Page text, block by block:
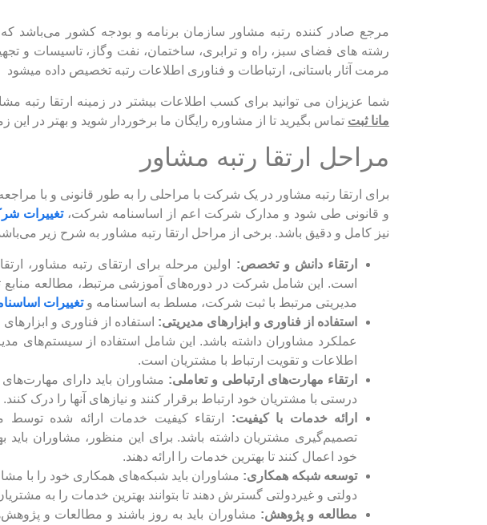
مرجع صادر کننده رتبه مشاور‌ سازمان برنامه و بودجه کشور می‌باشد که
رشته های فضای سبز، راه و ترابری، ساختمان، نفت و‌گاز، تاسیسات و
مرمت آثار باستانی، ارتباطات و فناوری اطلاعات رتبه تخصیص داده میشود
شما عزیزان می توانید برای کسب اطلاعات بیشتر در زمینه ارتقا رتبه
مانا ثبت تماس بگیرید تا از مشاوره رایگان ما برخوردار شوید و بهتر در این
مراحل ارتقا رتبه مشاور
برای ارتقا رتبه مشاور در یک شرکت با مراحلی را به طور قانونی و با
و قانونی طی شود و مدارک شرکت اعم از اساسنامه شرکت،تغییرات
نیز کامل و دقیق باشد. برخی از مراحل ارتقا رتبه مشاور به شرح زیر
ارتقاء دانش و تخصص: اولین مرحله برای ارتقای رتبه مشاور،
است. این شامل شرکت در دوره‌های آموزشی مرتبط، مطالعه منابع
مدیریتی مرتبط با ثبت شرکت، مسلط به اساسنامه و تغییرات
استفاده از فناوری و ابزارهای مدیریتی: استفاده از فناوری و
اطلاعات و تقویت ارتباط با مشتریان است.
ارتقاء مهارت‌های ارتباطی و تعاملی: مشاوران باید دارای مهارت‌های
درستی با مشتریان خود ارتباط برقرار کنند و نیازهای آنها را درک کنند.
ارائه خدمات با کیفیت: ارتقاء کیفیت خدمات ارائه شده توسط
تصمیم‌گیری مشتریان داشته باشد. برای این منظور، مشاوران باید
خود اعمال کنند تا بهترین خدمات را ارائه دهند.
توسعه شبکه همکاری: مشاوران باید شبکه‌های همکاری خود را با
دولتی و غیردولتی گسترش دهند تا بتوانند بهترین خدمات را به
مطالعه و پژوهش: مشاوران باید به روز باشند و مطالعات و